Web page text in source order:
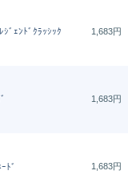
ｼﾞｪﾝﾄﾞｸﾗｯｼｯｸ 1,683円
1,683円
ﾄﾞ 1,683円